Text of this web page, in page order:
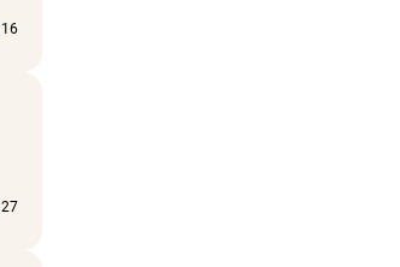
16
27